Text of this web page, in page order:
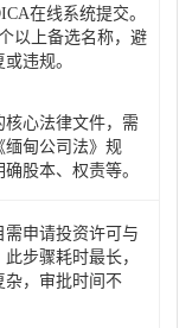
在线系统提交。
以上备选名称，避
违规。
核心法律文件，需
缅甸公司法》规
确股本、权责等。
需申请投资许可与
步骤耗时最长，
杂，审批时间不